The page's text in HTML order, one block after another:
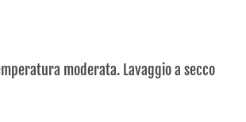
moderata. Lavaggio a secco